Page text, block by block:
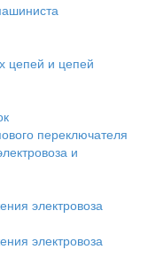
цепей и цепей
переключателя
и
электровоза
электровоза